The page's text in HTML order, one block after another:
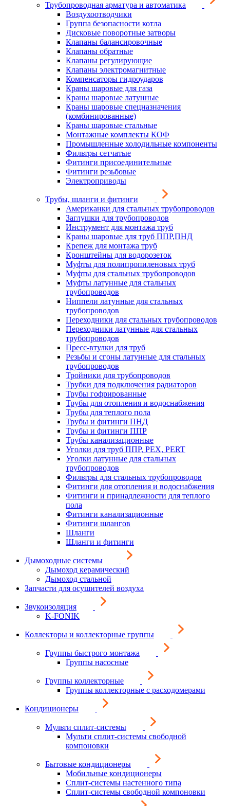
Трубопроводная арматура и автоматика
Воздухоотводчики
Группа безопасности котла
Дисковые поворотные затворы
Клапаны балансировочные
Клапаны обратные
Клапаны регулирующие
Клапаны электромагнитные
Компенсаторы гидроударов
Краны шаровые для газа
Краны шаровые латунные
Краны шаровые спецназначения
(комбинированные)
Краны шаровые стальные
Монтажные комплекты КОФ
Промышленные холодильные компоненты
Фильтры сетчатые
Фитинги присоединительные
Фитинги резьбовые
Электроприводы
Трубы, шланги и фитинги
Американки для стальных трубопроводов
Заглушки для трубопроводов
Инструмент для монтажа труб
Краны шаровые для труб ППР,ПНД
Крепеж для монтажа труб
Кронштейны для водорозеток
Муфты для полипропиленовых труб
Муфты для стальных трубопроводов
Муфты латунные для стальных
трубопроводов
Ниппели латунные для стальных
трубопроводов
Переходники для стальных трубопроводов
Переходники латунные для стальных
трубопроводов
Пресс-втулки для труб
Резьбы и сгоны латунные для стальных
трубопроводов
Тройники для трубопроводов
Трубки для подключения радиаторов
Трубы гофрированные
Трубы для отопления и водоснабжения
Трубы для теплого пола
Трубы и фитинги ПНД
Трубы и фитинги ППР
Трубы канализационные
Уголки для труб ППР, PEX, PERT
Уголки латунные для стальных
трубопроводов
Фильтры для стальных трубопроводов
Фитинги для отопления и водоснабжения
Фитинги и принадлежности для теплого
пола
Фитинги канализационные
Фитинги шлангов
Шланги
Шланги и фитинги
Дымоходные системы
Дымоход керамический
Дымоход стальной
Запчасти для осушителей воздуха
Звукоизоляция
K-FONIK
Коллекторы и коллекторные группы
Группы быстрого монтажа
Группы насосные
Группы коллекторные
Группы коллекторные с расходомерами
Кондиционеры
Мульти сплит-системы
Мульти сплит-системы свободной
компоновки
Бытовые кондиционеры
Мобильные кондиционеры
Сплит-системы настенного типа
Сплит-системы свободной компоновки